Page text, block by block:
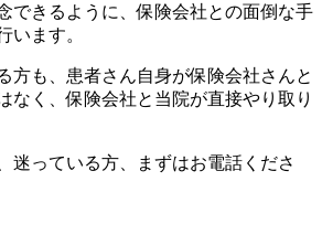
できるように、保険会社との面倒な手
います。
方も、患者さん自身が保険会社さんと
なく、保険会社と当院が直接やり取り
迷っている方、まずはお電話くださ